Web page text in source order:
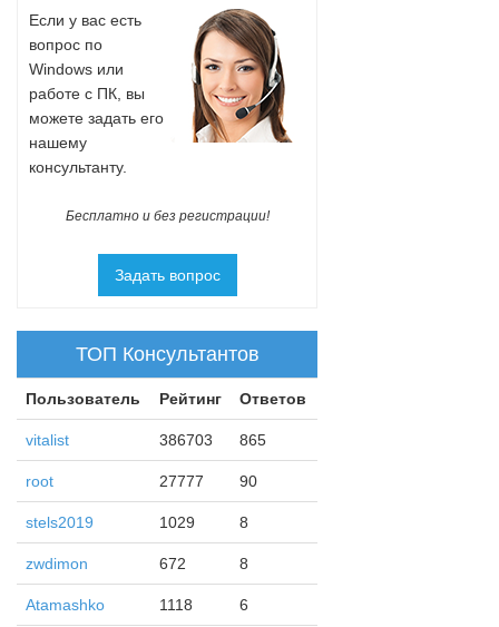
Если у вас есть
вопрос по
Windows или
работе с ПК, вы
можете задать его
нашему
консультанту.
Бесплатно и без регистрации!
Задать вопрос
ТОП Консультантов
Пользователь Рейтинг Ответов
vitalist 386703 865
root 27777 90
stels2019 1029 8
zwdimon 672 8
Atamashko 1118 6